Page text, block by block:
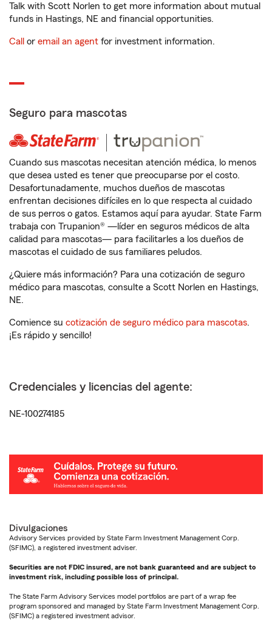
Talk with Scott Norlen to get more information about mutual
funds in Hastings, NE and financial opportunities.
Call or email an agent for investment information.
Seguro para mascotas
Cuando sus mascotas necesitan atención médica, lo menos
que desea usted es tener que preocuparse por el costo.
Desafortunadamente, muchos dueños de mascotas
enfrentan decisiones difíciles en lo que respecta al cuidado
de sus perros o gatos. Estamos aquí para ayudar. State Farm
trabaja con Trupanion® —líder en seguros médicos de alta
calidad para mascotas— para facilitarles a los dueños de
mascotas el cuidado de sus familiares peludos.
¿Quiere más información? Para una cotización de seguro
médico para mascotas, consulte a Scott Norlen en Hastings,
NE.
Comience su cotización de seguro médico para mascotas.
¡Es rápido y sencillo!
Credenciales y licencias del agente:
NE-100274185
Divulgaciones
Advisory Services provided by State Farm Investment Management Corp.
(SFIMC), a registered investment adviser.
Securities are not FDIC insured, are not bank guaranteed and are subject to
investment risk, including possible loss of principal.
The State Farm Advisory Services model portfolios are part of a wrap fee
program sponsored and managed by State Farm Investment Management Corp.
(SFIMC) a registered investment advisor.